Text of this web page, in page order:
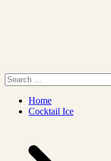
Home
Cocktail Ice